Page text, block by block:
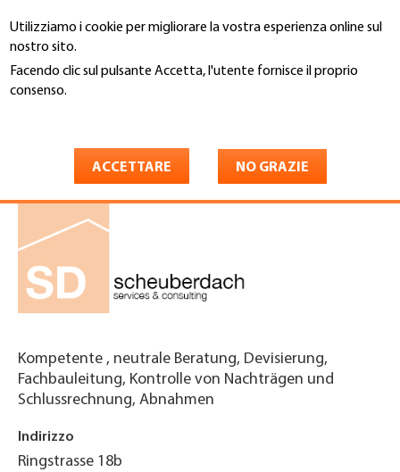
Utilizziamo i cookie per migliorare la vostra esperienza online sul
nostro sito.
Facendo clic sul pulsante Accetta, l'utente fornisce il proprio
consenso.
ACCETTARE NO GRAZIE
al
contenuto
principale
You
Kompetente , neutrale Beratung, Devisierung,
Fachbauleitung, Kontrolle von Nachträgen und
Schlussrechnung, Abnahmen
Indirizzo
Ringstrasse 18b